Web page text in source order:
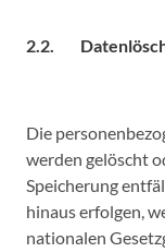
2.2.
Die
werden gelöscht
Speicherung
hinaus erfolgen,
nationalen